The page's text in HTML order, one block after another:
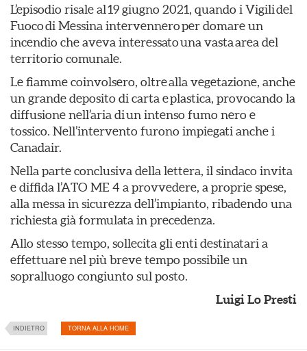
L’episodio risale al 19 giugno 2021, quando i Vigili del
Fuoco di Messina intervennero per domare un
incendio che aveva interessato una vasta area del
territorio comunale.
Le fiamme coinvolsero, oltre alla vegetazione, anche
un grande deposito di carta e plastica, provocando la
diffusione nell’aria di un intenso fumo nero e
tossico. Nell’intervento furono impiegati anche i
Canadair.
Nella parte conclusiva della lettera, il sindaco invita
e diffida l’ATO ME 4 a provvedere, a proprie spese,
alla messa in sicurezza dell’impianto, ribadendo una
richiesta già formulata in precedenza.
Allo stesso tempo, sollecita gli enti destinatari a
effettuare nel più breve tempo possibile un
sopralluogo congiunto sul posto.
Luigi Lo Presti
INDIETRO TORNA ALLA HOME